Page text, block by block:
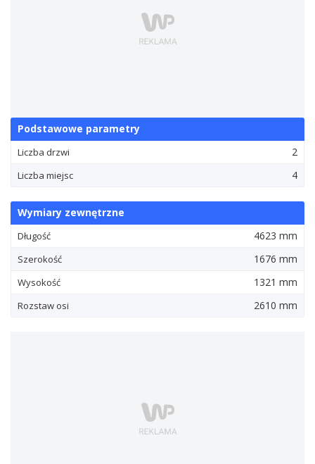
Podstawowe parametry
Liczba drzwi 2
Liczba miejsc 4
Wymiary zewnętrzne
Długość 4623 mm
Szerokość 1676 mm
Wysokość 1321 mm
Rozstaw osi 2610 mm